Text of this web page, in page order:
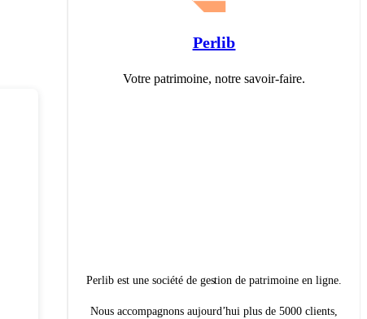
Perlib
Votre patrimoine, notre savoir-faire.
Perlib est une société de gestion de patrimoine en ligne.
Nous accompagnons aujourd’hui plus de 5000 clients,